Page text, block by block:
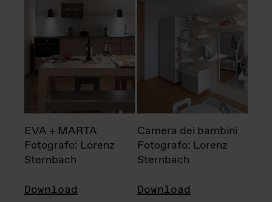
EVA + MARTA
Fotografo: Lorenz
Sternbach
Download
Camera dei bambini
Fotografo: Lorenz
Sternbach
Download